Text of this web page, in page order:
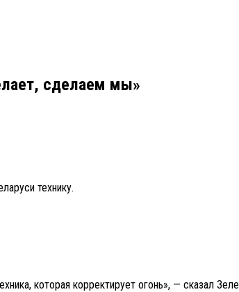
сделаем мы»
технику.
которая корректирует огонь», — сказал